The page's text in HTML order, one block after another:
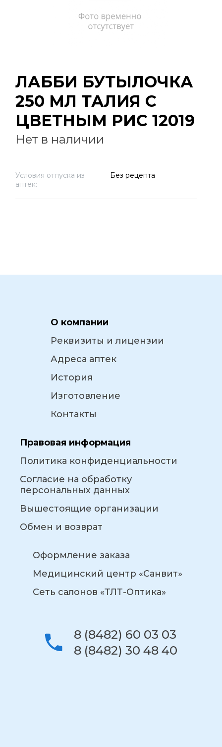
ЛАББИ БУТЫЛОЧКА
250 МЛ ТАЛИЯ С
ЦВЕТНЫМ РИС 12019
Нет в наличии
Условия отпуска из
аптек:
Без рецепта
О компании
Реквизиты и лицензии
Адреса аптек
История
Изготовление
Контакты
Правовая информация
Политика конфиденциальности
Согласие на обработку
персональных данных
Вышестоящие организации
Обмен и возврат
Оформление заказа
Медицинский центр «Санвит»
Сеть салонов «ТЛТ-Оптика»
8 (8482) 60 03 03
8 (8482) 30 48 40